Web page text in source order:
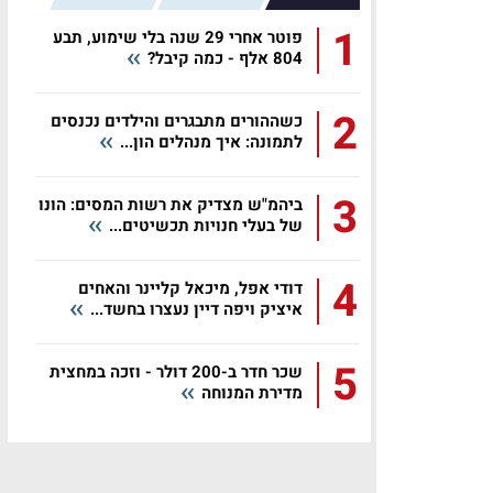
1
פוטר אחרי 29 שנה בלי שימוע, תבע
804 אלף - כמה קיבל?
2
כשההורים מתבגרים והילדים נכנסים
לתמונה: איך מנהלים הון...
3
ביהמ"ש מצדיק את רשות המסים: הונו
של בעלי חנויות תכשיטים...
4
דודי אפל, מיכאל קליינר והאחים
איציק ויפה דיין נעצרו בחשד...
5
שכר חדר ב-200 דולר - וזכה במחצית
מדירת המנוחה